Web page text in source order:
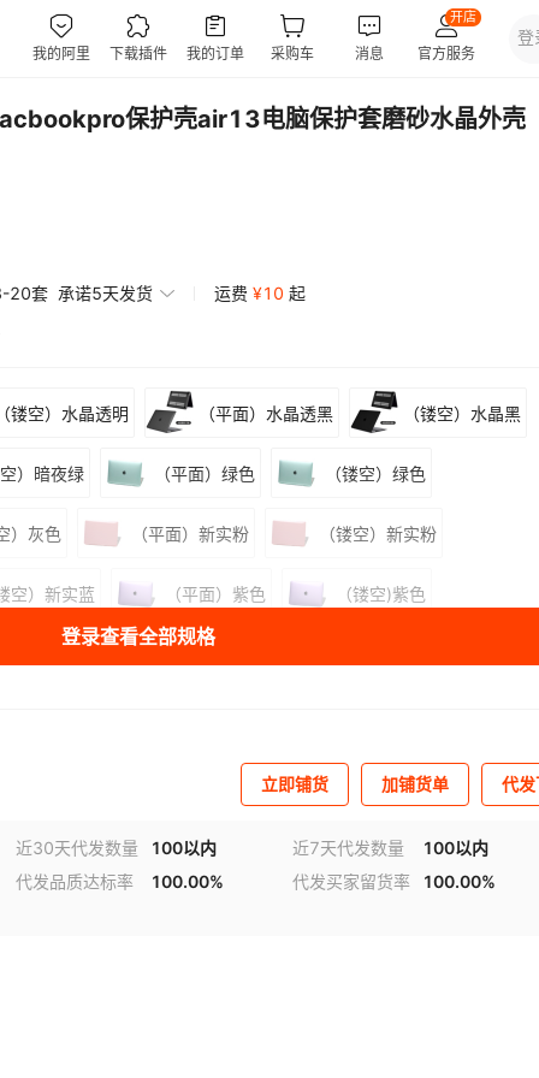
频
保护壳air13电脑保护套磨砂水晶外壳
20套 承诺5天发货 运费 ¥10 起
（镂空）水晶透明 （平面）水晶透黑 （镂空）水晶黑
）暗夜绿 （平面）绿色 （镂空）绿色
）灰色 （平面）新实粉 （镂空）新实粉
空）新实蓝 （平面）紫色 （镂空)紫色
库存90401套
库存 96254套
A3241）
登录查看全部规格
立即铺货 加铺货单 代
近30天代发数量 100以内 近7天代发数量
100以内
代发品质达标率 100.00% 代发买家留货率
100.00%